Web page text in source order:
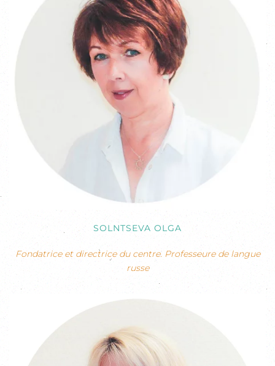
SOLNTSEVA OLGA
Fondatrice et directrice du centre. Professeure de langue
russe